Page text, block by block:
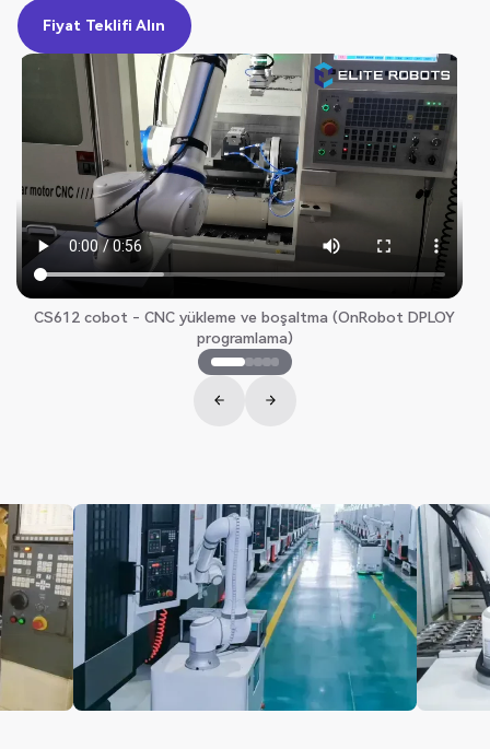
Fiyat Teklifi Alın
Fiyat Teklifi Alın
CS612 cobot - CNC yükleme ve boşaltma (OnRobot DPLOY
programlama)